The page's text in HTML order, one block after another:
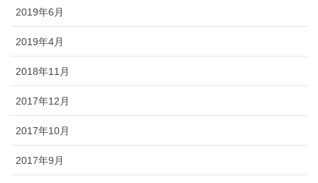
2019年6月
2019年4月
2018年11月
2017年12月
2017年10月
2017年9月